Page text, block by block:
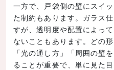
一方で、戸袋側の壁にスイ
た制約もあります。ガラス
すが、透明度や配置によっ
ないこともあります。どの
「光の通し方」「周囲の壁
ることが重要で、単に見た